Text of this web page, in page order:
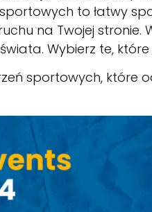
to łatwy
na Twojej stronie.
Wybierz te,
sportowych, które